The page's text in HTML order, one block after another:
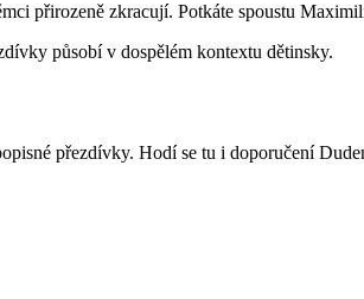
přirozeně zkracují. Potkáte spoustu
působí v dospělém kontextu dětinsky.
přezdívky. Hodí se tu i doporučení